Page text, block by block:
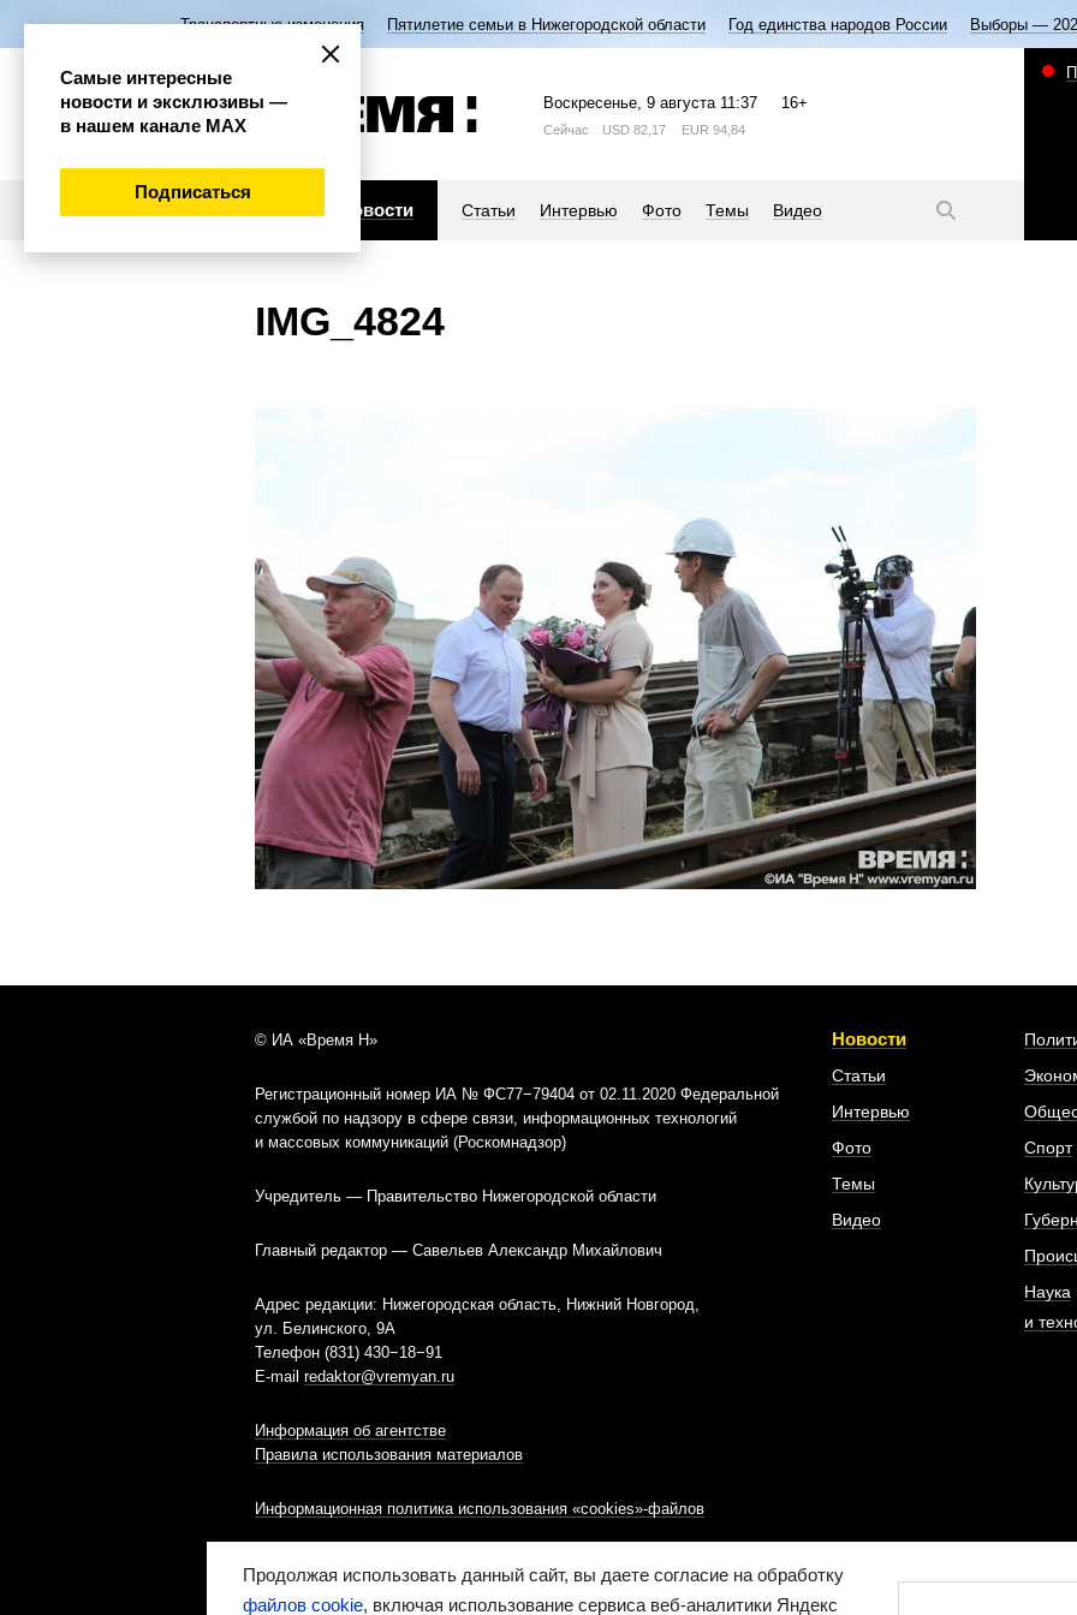
Транспортные изменения Пятилетие семьи в Нижегородской области Год единства народов России Выборы —
Воскресенье, 9 августа 11:37 16+
Сейчас USD 82,17 EUR 94,84
Новости Статьи Интервью Фото Темы Видео
IMG_4824
Новости
Статьи
Интервью
Фото
Темы
Видео
Спорт
Наука
и
© ИА «Время Н»
Регистрационный номер ИА № ФС77−79404 от 02.11.2020 Федеральной
службой по надзору в сфере связи, информационных технологий
и массовых коммуникаций (Роскомнадзор)
Учредитель — Правительство Нижегородской области
Главный редактор — Савельев Александр Михайлович
Адрес редакции: Нижегородская область, Нижний Новгород,
ул. Белинского, 9А
Телефон (831) 430−18−91
E-mail redaktor@vremyan.ru
Информация об агентстве
Правила использования материалов
Информационная политика использования «cookies»-файлов
Самые интересные
новости и эксклюзивы —
в нашем канале МАХ
Подписаться
Продолжая использовать данный сайт, вы даете согласие на обработку
файлов cookie, включая использование сервиса веб-аналитики Яндекс